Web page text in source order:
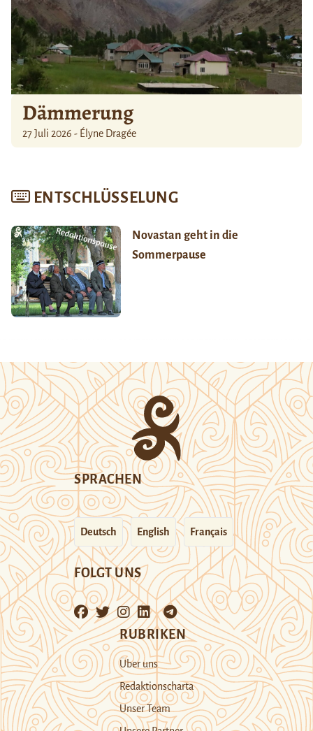
Dämmerung
27 Juli 2026 - Élyne Dragée
ENTSCHLÜSSELUNG
Novastan geht in die
Sommerpause
SPRACHEN
Deutsch English Français
FOLGT UNS
RUBRIKEN
Über uns
Redaktionscharta
Unser Team